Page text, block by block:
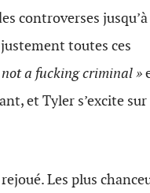
controverses
toutes ces
not a fucking criminal »
et Tyler s’excite sur
Les plus